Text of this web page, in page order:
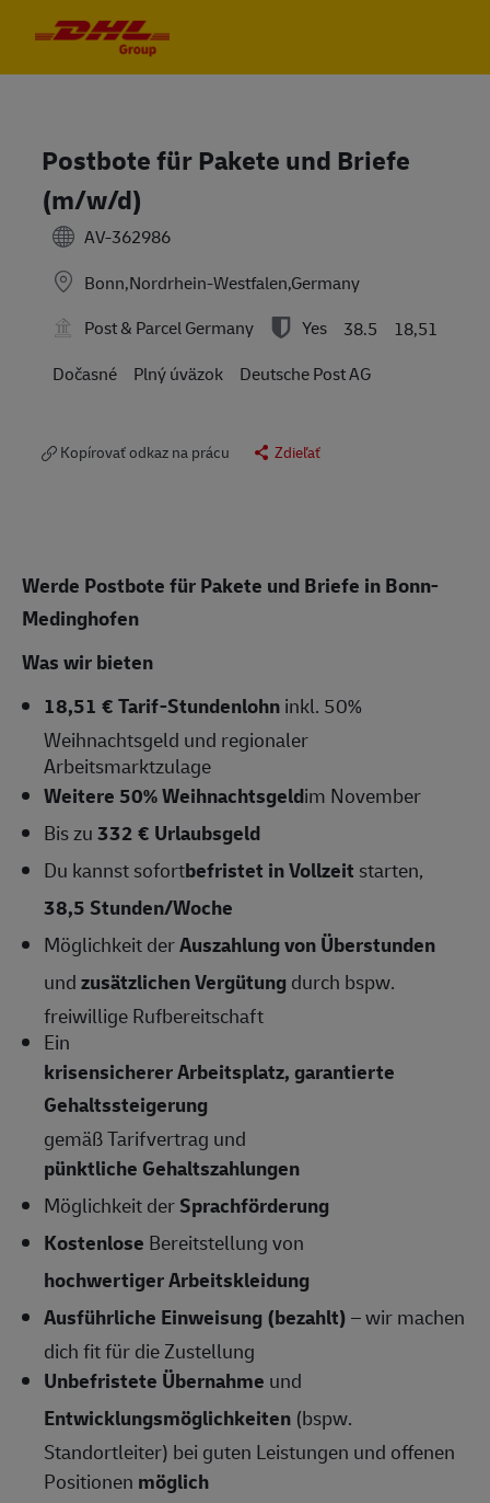
Postbote für Pakete und Briefe
(m/w/d)
AV-362986
Bonn,Nordrhein-Westfalen,Germany
Post & Parcel Germany
Yes 38.5
18,51
Dočasné
Plný úväzok Deutsche Post AG
Kopírovať odkaz na prácu Zdieľať
Werde Postbote für Pakete und Briefe in Bonn-
Medinghofen
Was wir bieten
18,51 € Tarif-Stundenlohninkl. 50%
Weihnachtsgeld und regionaler
Arbeitsmarktzulage
Weitere 50% Weihnachtsgeldim November
Bis zu332 € Urlaubsgeld
Du kannst sofortbefristet in Vollzeit starten,
38,5Stunden/Woche
Möglichkeit derAuszahlung von Überstunden
undzusätzlichen Vergütungdurch bspw.
freiwillige Rufbereitschaft
Ein
krisensicherer Arbeitsplatz, garantierte
Gehaltssteigerung
gemäß Tarifvertrag und
pünktliche Gehaltszahlungen
Möglichkeit derSprachförderung
Kostenlose Bereitstellung von
hochwertiger Arbeitskleidung
Ausführliche Einweisung (bezahlt)– wir machen
dich fit für die Zustellung
Unbefristete Übernahme und
Entwicklungsmöglichkeiten (bspw.
Standortleiter) bei guten Leistungen und offenen
Positionen möglich